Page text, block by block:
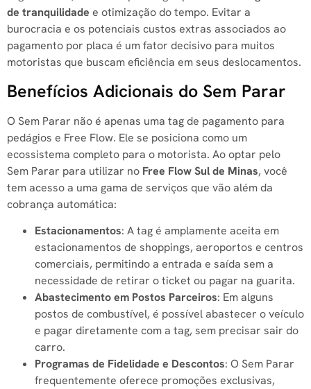
de tranquilidade e otimização do tempo. Evitar a
burocracia e os potenciais custos extras associados ao
pagamento por placa é um fator decisivo para muitos
motoristas que buscam eficiência em seus deslocamentos.
Benefícios Adicionais do Sem Parar
O Sem Parar não é apenas uma tag de pagamento para
pedágios e Free Flow. Ele se posiciona como um
ecossistema completo para o motorista. Ao optar pelo
Sem Parar para utilizar no Free Flow Sul de Minas, você
tem acesso a uma gama de serviços que vão além da
cobrança automática:
Estacionamentos: A tag é amplamente aceita em
estacionamentos de shoppings, aeroportos e centros
comerciais, permitindo a entrada e saída sem a
necessidade de retirar o ticket ou pagar na guarita.
Abastecimento em Postos Parceiros: Em alguns
postos de combustível, é possível abastecer o veículo
e pagar diretamente com a tag, sem precisar sair do
carro.
Programas de Fidelidade e Descontos: O Sem Parar
frequentemente oferece promoções exclusivas,